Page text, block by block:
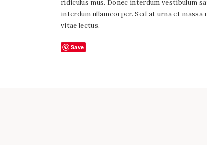
ridiculus mus. Donec interdum vestibulum
interdum ullamcorper. Sed at urna et
vitae lectus.
Save